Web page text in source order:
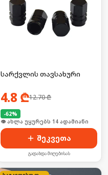
სარქვლის თავსახური
4.8 ₾12.70₾
-62%
🛒 ბოლო 24სთ-ში იყიდა 23-მა
შეკვეთა
გადახდა მიღებისას